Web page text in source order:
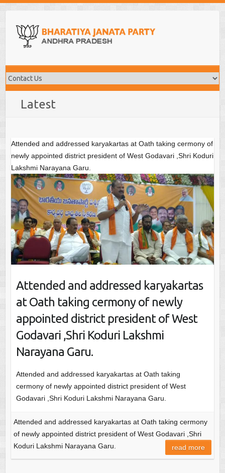
content
Latest
Attended and addressed karyakartas at Oath taking cermony of
newly appointed district president of West Godavari ,Shri Koduri
Lakshmi Narayana Garu.
Attended and addressed karyakartas
at Oath taking cermony of newly
appointed district president of West
Godavari ,Shri Koduri Lakshmi
Narayana Garu.
Attended and addressed karyakartas at Oath taking
cermony of newly appointed district president of West
Godavari ,Shri Koduri Lakshmi Narayana Garu.
Attended and addressed karyakartas at Oath taking cermony
of newly appointed district president of West Godavari ,Shri
Koduri Lakshmi Narayana Garu.
read more